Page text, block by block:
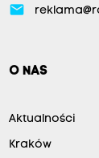
email
O NAS
Aktualności
Kraków